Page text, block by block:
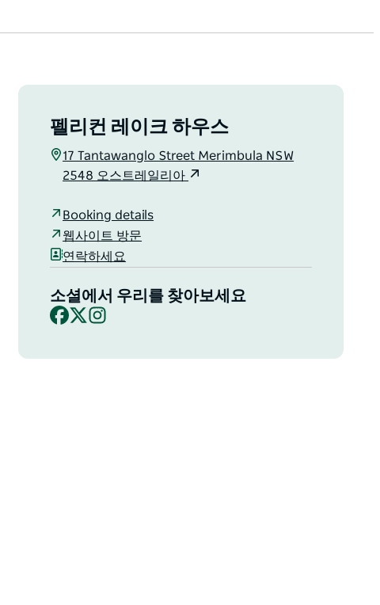
펠리컨 레이크 하우스
17 Tantawanglo Street Merimbula NSW
2548 오스트레일리아
Booking details
웹사이트 방문
연락하세요
소셜에서 우리를 찾아보세요
Facebook
X